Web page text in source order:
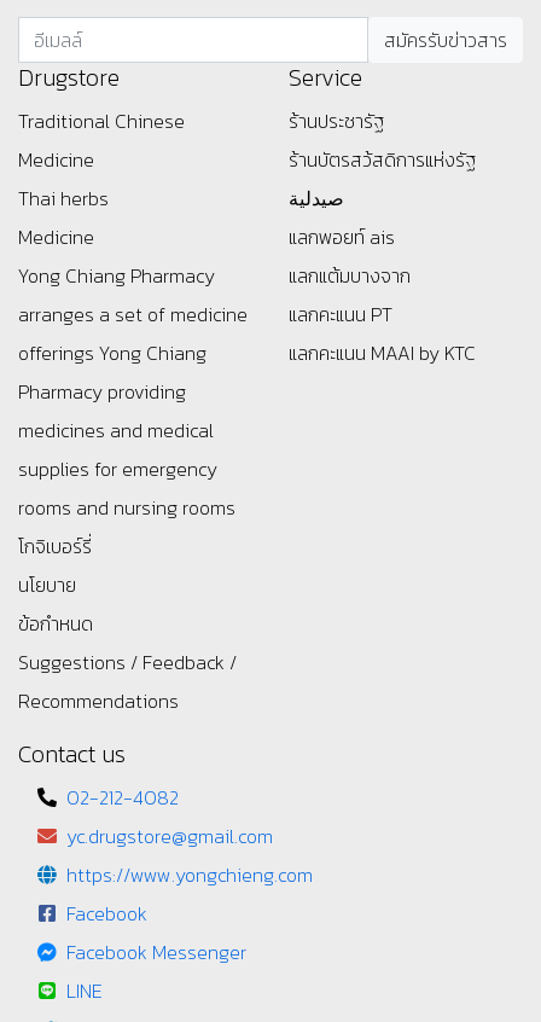
Drugstore
Traditional Chinese
Medicine
Thai herbs
Medicine
Yong Chiang Pharmacy
arranges a set of medicine
offerings Yong Chiang
Pharmacy providing
medicines and medical
supplies for emergency
rooms and nursing rooms
โกจิเบอร์รี่
นโยบาย
ข้อกำหนด
Suggestions / Feedback /
Recommendations
Service
ร้านประชารัฐ
ร้านบัตรสว้สดิการแห่งรัฐ
صيدلية
แลกพอยท์ ais
แลกแต้มบางจาก
แลกคะแนน PT
แลกคะแนน MAAI by KTC
Contact us
02-212-4082
yc.drugstore@gmail.com
https://www.yongchieng.com
Facebook
Facebook Messenger
LINE